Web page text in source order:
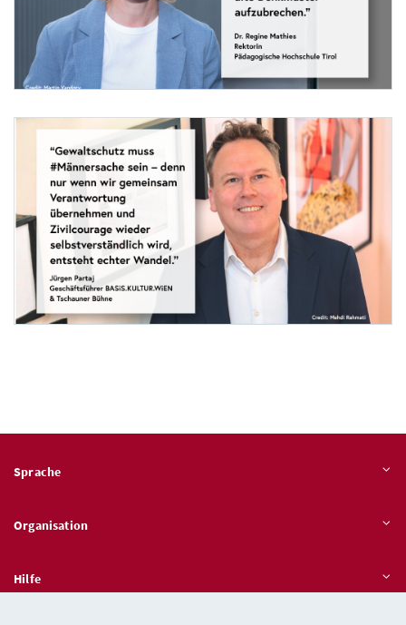
Foto 3: Martin Vandory
Verantwortung auch.
Manchmal braucht es eine junge Stimme, um alte Denkmuster aufzubrechen. Ihr
Jetzt einreichen!
HS-Prof.Mag.Dr. Regine Mathies, MEd, Rektorin, Pädagogische Hochschule
Sprache
Organisation
Hilfe